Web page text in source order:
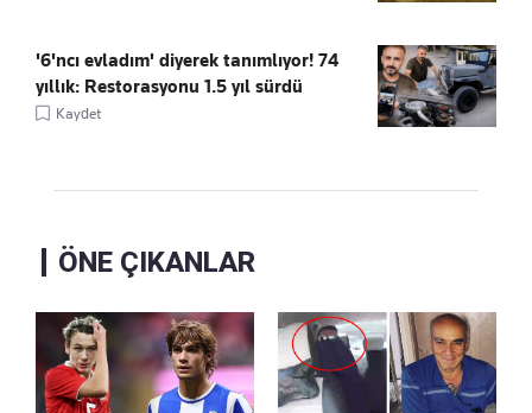
'6'ncı evladım' diyerek tanımlıyor! 74
yıllık: Restorasyonu 1.5 yıl sürdü
Kaydet
ÖNE ÇIKANLAR